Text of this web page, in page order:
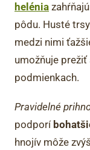
helénia
pôdu. Husté
medzi nimi
umožňuje
podmienkach.
Pravidelné
podporí
hnojív môže